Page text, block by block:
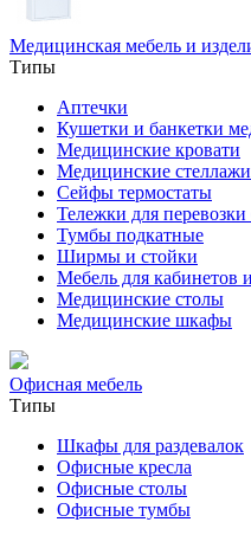
Медицинская мебель и
Типы
Аптечки
Кушетки и банкетки
Медицинские кровати
Медицинские
Сейфы термостаты
Тележки для
Тумбы подкатные
Ширмы и стойки
Мебель для
Медицинские столы
Медицинские шкафы
Офисная мебель
Типы
Шкафы для раздевалок
Офисные кресла
Офисные столы
Офисные тумбы